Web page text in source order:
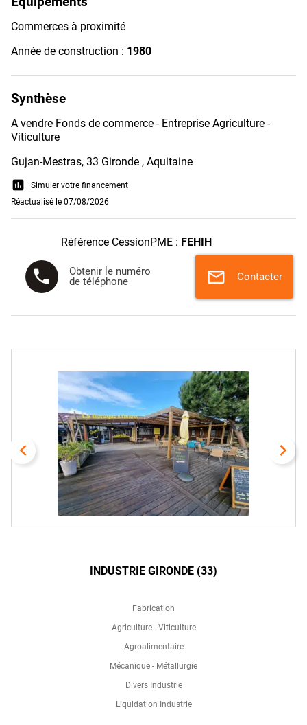
Commerces à proximité
Année de construction : 1980
Synthèse
A vendre Fonds de commerce - Entreprise Agriculture -
Viticulture
Gujan-Mestras, 33 Gironde , Aquitaine
assessment
Simuler votre financement
Réactualisé le 07/08/2026
Référence CessionPME : FEHIH
phone
Obtenir le numéro
de téléphone
mail Contacter
navigate_before navigate_next
INDUSTRIE GIRONDE (33)
Fabrication
Agriculture - Viticulture
Agroalimentaire
Mécanique - Métallurgie
Divers Industrie
Liquidation Industrie